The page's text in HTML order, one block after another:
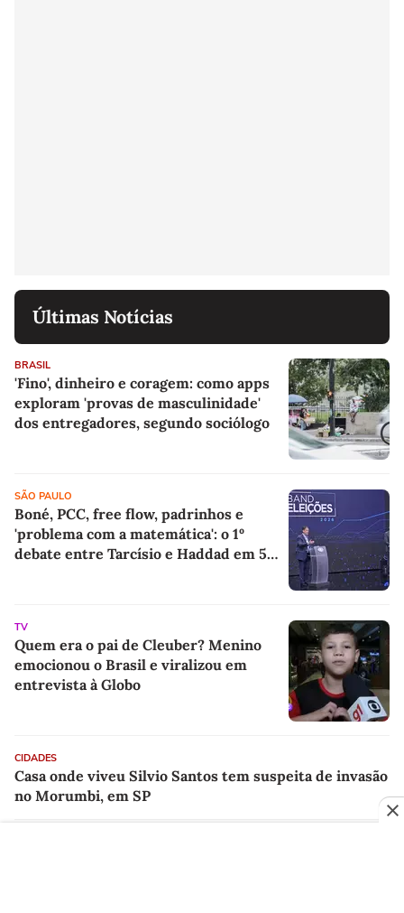
Últimas Notícias
BRASIL
'Fino', dinheiro e coragem: como apps
exploram 'provas de masculinidade'
dos entregadores, segundo sociólogo
SÃO PAULO
Boné, PCC, free flow, padrinhos e
'problema com a matemática': o 1º
debate entre Tarcísio e Haddad em 5
TV
Quem era o pai de Cleuber? Menino
emocionou o Brasil e viralizou em
entrevista à Globo
CIDADES
Casa onde viveu Silvio Santos tem suspeita de invasão
no Morumbi, em SP